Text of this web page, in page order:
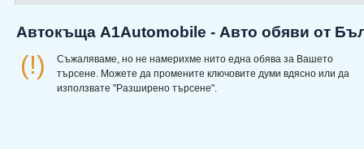
Автокъща A1Automobile - Авто обяви от
(!)
Съжаляваме, но не намерихме нито една обява за Вашето
търсене. Можете да промените ключовите думи вдясно или да
използвате "Разширено търсене".